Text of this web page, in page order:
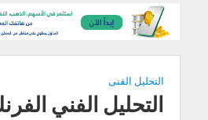
التحليل الفنى
التحليل الفني